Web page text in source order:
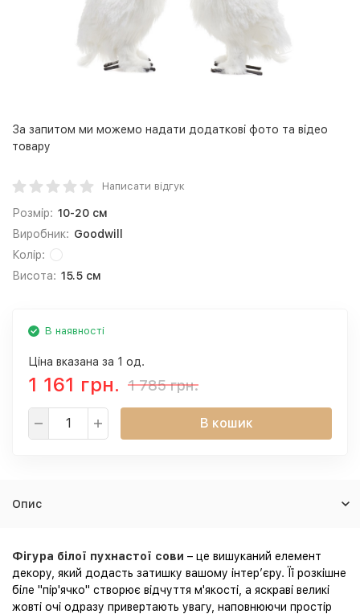
За запитом ми можемо надати додаткові фото та відео
товару
Написати відгук
Розмір: 10-20 см
Виробник: Goodwill
Колір:
Висота: 15.5 см
В наявності
Ціна вказана за 1 од.
1 161 грн. 1 785 грн.
В кошик
Опис
Фігура білої пухнастої сови – це вишуканий елемент
декору, який додасть затишку вашому інтер’єру. Її розкішне
біле "пір'ячко" створює відчуття м'якості, а яскраві великі
жовті очі одразу привертають увагу, наповнюючи простір